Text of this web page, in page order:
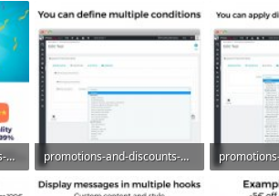
promotions-and-discounts-3x2-sales-offers-packs.jpg
promotions-and-discounts-3x2-sales-offers-packs_002.jpg
70,4 КБ · Просмотры: 8
82,1 КБ ·